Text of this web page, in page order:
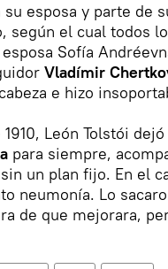
esposa y parte de
el cual todos
Sofía
Vladímir
e hizo
León Tolstói
para siempre,
un plan fijo. En el
neumonía. Lo
de que mejorara,